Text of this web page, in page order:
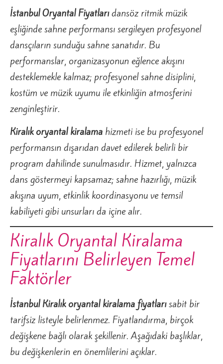
İstanbul Oryantal Fiyatlarıdansöz ritmik müzik
eşliğinde sahne performansı sergileyen profesyonel
dansçıların sunduğu sahne sanatıdır. Bu
performanslar, organizasyonun eğlence akışını
desteklemekle kalmaz; profesyonel sahne disiplini,
kostüm ve müzik uyumu ile etkinliğin atmosferini
zenginleştirir.
Kiralık oryantal kiralama hizmeti ise bu profesyonel
performansın dışarıdan davet edilerek belirli bir
program dahilinde sunulmasıdır. Hizmet, yalnızca
dans göstermeyi kapsamaz; sahne hazırlığı, müzik
akışına uyum, etkinlik koordinasyonu ve temsil
kabiliyeti gibi unsurları da içine alır.
Kiralık Oryantal Kiralama
Fiyatlarını Belirleyen Temel
Faktörler
İstanbul Kiralık oryantal kiralama fiyatlarısabit bir
tarifsiz listeyle belirlenmez. Fiyatlandırma, birçok
değişkene bağlı olarak şekillenir. Aşağıdaki başlıklar,
bu değişkenlerin en önemlilerini açıklar.